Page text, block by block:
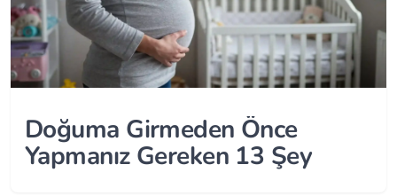
Doğuma Girmeden Önce
Yapmanız Gereken 13 Şey